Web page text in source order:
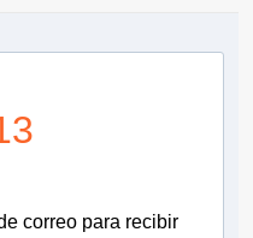
correo para recibir